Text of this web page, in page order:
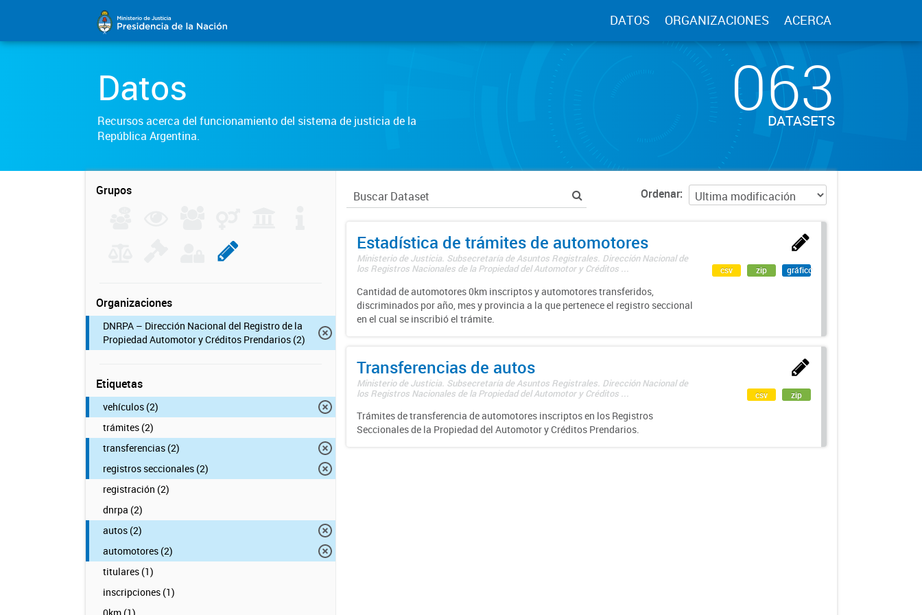
DATOS ORGANIZACIONES ACERCA
Datos
Recursos acerca del funcionamiento del sistema de justicia de la
República Argentina.
063
DATASETS
Grupos
Organizaciones
DNRPA – Dirección Nacional del Registro de la
Propiedad Automotor y Créditos Prendarios (2)
Etiquetas
vehículos (2)
trámites (2)
transferencias (2)
registros seccionales (2)
registración (2)
dnrpa (2)
autos (2)
automotores (2)
titulares (1)
inscripciones (1)
Ordenar
Estadística de trámites de automotores
Ministerio de Justicia. Subsecretaría de Asuntos Registrales. Dirección Nacional de
los Registros Nacionales de la Propiedad del Automotor y Créditos ...
Cantidad de automotores 0km inscriptos y automotores transferidos,
discriminados por año, mes y provincia a la que pertenece el registro seccional
en el cual se inscribió el trámite.
csv zip gráfico
Transferencias de autos
Ministerio de Justicia. Subsecretaría de Asuntos Registrales. Dirección Nacional de
los Registros Nacionales de la Propiedad del Automotor y Créditos ...
Trámites de transferencia de automotores inscriptos en los Registros
Seccionales de la Propiedad del Automotor y Créditos Prendarios.
csv zip